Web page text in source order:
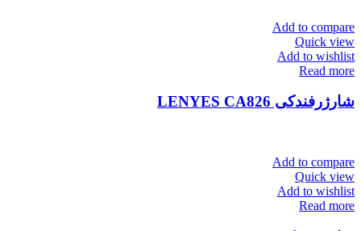
Add to compare
Quick view
Add to wishlist
Read more
شارژرفندکی LENYES CA826
Add to compare
Quick view
Add to wishlist
Read more